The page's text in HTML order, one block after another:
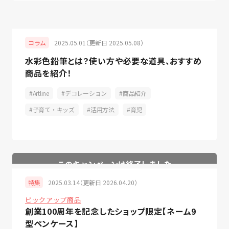
コラム 2025.05.01（更新日 2025.05.08）
水彩色鉛筆とは？使い方や必要な道具、おすすめ
商品を紹介！
Artline デコレーション
商品紹介
子育て・キッズ
活用方法 育児
特集 2025.03.14（更新日 2026.04.20）
ピックアップ商品
創業100周年を記念したショップ限定【ネーム9
型ペンケース】